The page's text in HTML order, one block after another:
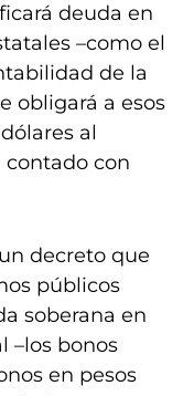
deuda en
–como el
de la
obligará a esos
al
contado con
decreto que
públicos
soberana en
–los bonos
en pesos